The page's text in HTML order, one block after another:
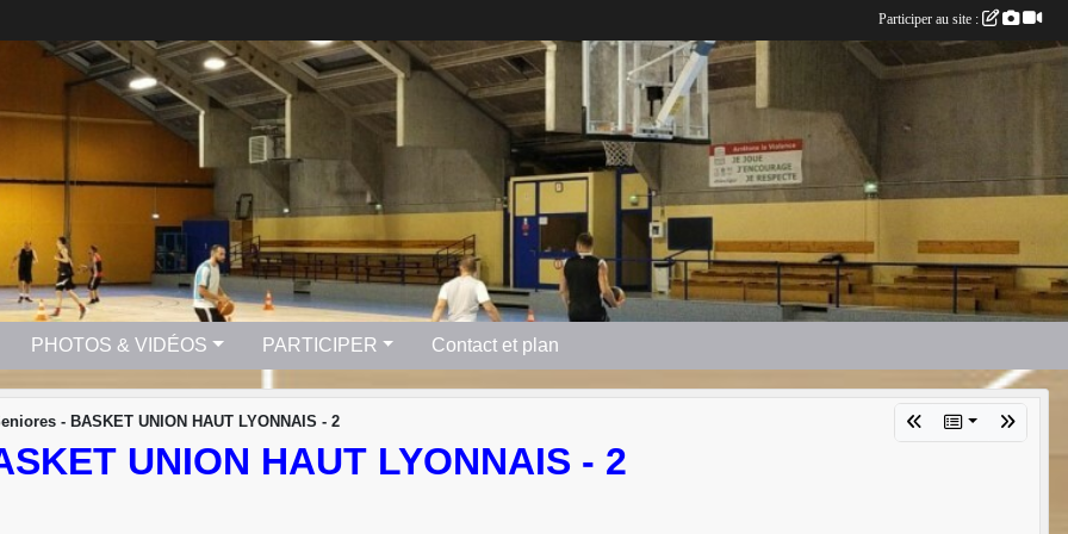
PHOTOS & VIDÉOS PARTICIPER Contact et plan
- BASKET UNION HAUT LYONNAIS - 2
UNION HAUT LYONNAIS - 2
Participer au site :